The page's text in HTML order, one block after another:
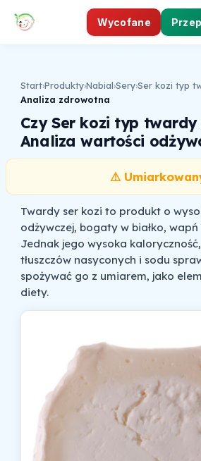
Wycofane
Start›Produkty›Nabial›Sery›Ser kozi typ
Analiza zdrowotna
Czy Ser kozi typ twardy
Analiza wartości
⚠️
Twardy ser kozi to produkt o
odżywczej, bogaty w białko,
Jednak jego wysoka
tłuszczów nasyconych i sodu
spożywać go z umiarem, jako
diety.